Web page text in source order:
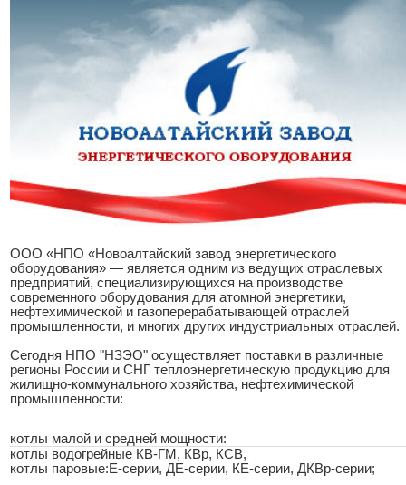
ООО «НПО «Новоалтайский завод энергетического
оборудования» — является одним из ведущих отраслевых
предприятий, специализирующихся на производстве
современного оборудования для атомной энергетики,
нефтехимической и газоперерабатывающей отраслей
промышленности, и многих других индустриальных отраслей.
Сегодня НПО "НЗЭО" осуществляет поставки в различные
регионы России и СНГ теплоэнергетическую продукцию для
жилищно-коммунального хозяйства, нефтехимической
промышленности:
котлы малой и средней мощности:
котлы водогрейные КВ-ГМ, КВр, КСВ,
котлы паровые:Е-серии, ДЕ-серии, КЕ-серии, ДКВр-серии;